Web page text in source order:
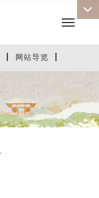
| 网站导览 |
Toggle